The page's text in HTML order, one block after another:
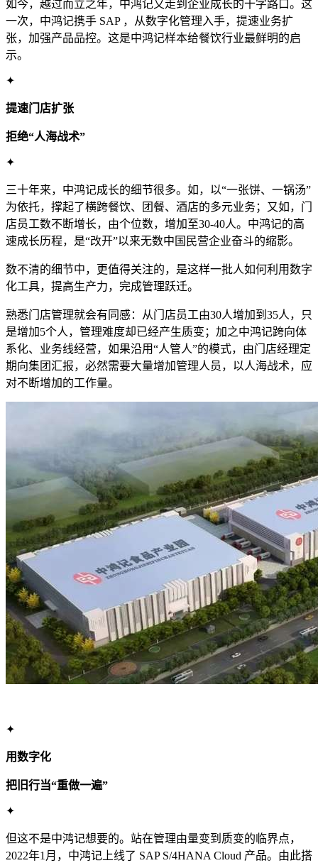
如今，越过而立之年，中鸿记又走到企业成长的十字路口。这
一次，中鸿记携手 SAP ，从数字化管理入手，提速业务扩
张，加强产品品控。这是中鸿记样本给餐饮行业最鲜明的启
示。
✦
提速门店扩张
拒绝“人海战术”
✦
三十年来，中鸿记成长的细节很多。如，以“一张饼、一锅汤”
为依托，撑起了横跨餐饮、团餐、酒店的多元业务；又如，门
店员工数不断增长，由个位数，增加至30-40人。中鸿记的高
速成长历程，是“改开”以来无数中国民营企业奋斗的缩影。
数不清的细节中，更值得关注的，是这样一批人如何利用数字
化工具，提高生产力，完成管理跃迁。
熟悉门店管理就会有同感：从门店员工由30人增加到35人，只
是增加5个人，管理难度却已经产生质变；加之中鸿记跨向体
系化、业务线经营，如果沿用“人管人”的模式，由门店经理定
期向集团汇报，必然需要大量增加管理人员，以人海战术，应
对不断增加的工作量。
✦
用数字化
把旧行当“重做一遍”
✦
但这不是中鸿记想要的。站在管理由量变到质变的临界点，
2022年1月，中鸿记上线了 SAP S/4HANA Cloud 产品。由此搭